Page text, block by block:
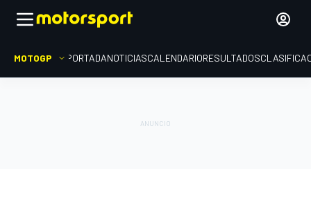
MOTOGP PORTADANOTICIASCALENDARIORESULTADOS